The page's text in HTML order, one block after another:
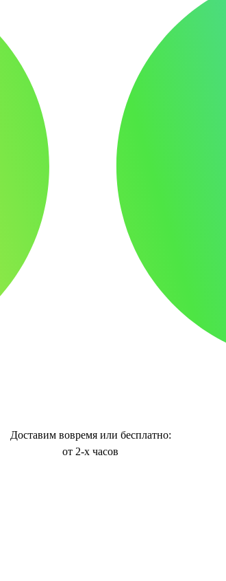
Доставим вовремя или бесплатно:
от 2-х часов